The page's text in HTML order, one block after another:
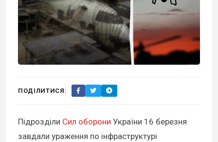
ПОДІЛИТИСЯ:
Підрозділи Сил оборони України 16 березня
завдали ураження по інфраструктурі